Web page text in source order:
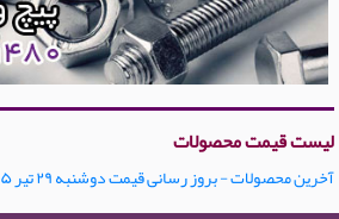
لیست قیمت محصولات
آخرین محصولات - بروز رسانی قیمت دوشنبه ۲۹ تیر ۱۴۰۵ - ۱۵:۰۶